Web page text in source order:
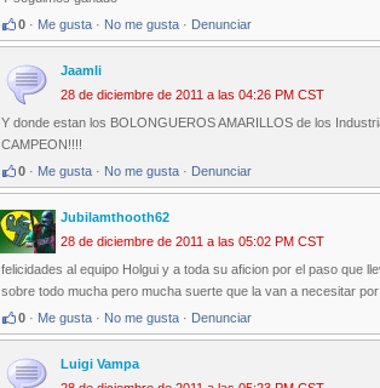
0 · Me gusta · No me gusta · Denunciar
Jaamli
28 de diciembre de 2011 a las 04:26 PM CST
Y donde estan los BOLONGUEROS AMARILLOS de los
CAMPEON!!!!
0 · Me gusta · No me gusta · Denunciar
Jubilamthooth62
28 de diciembre de 2011 a las 05:02 PM CST
felicidades al equipo Holgui y a toda su aficion por el paso que
sobre todo mucha pero mucha suerte que la van a necesitar
0 · Me gusta · No me gusta · Denunciar
Luigi Vampa